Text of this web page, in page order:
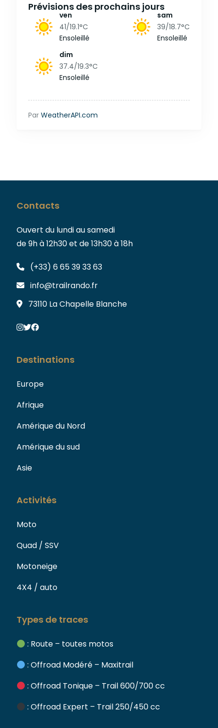
Prévisions des prochains jours
ven
41/19.1°C
Ensoleillé
sam
39/18.7°C
Ensoleillé
dim
37.4/19.3°C
Ensoleillé
Par WeatherAPI.com
Contacts
Ouvert du lundi au samedi
de 9h à 12h30 et de 13h30 à 18h
(+33) 6 65 39 33 63
info@trailrando.fr
73110 La Chapelle Blanche
Destinations
Europe
Afrique
Amérique du Nord
Amérique du sud
Asie
Activités
Moto
Quad / SSV
Motoneige
4X4 / auto
Types de traces
: Route – toutes motos
: Offroad Modéré – Maxitrail
: Offroad Tonique – Trail 600/700 cc
: Offroad Expert – Trail 250/450 cc